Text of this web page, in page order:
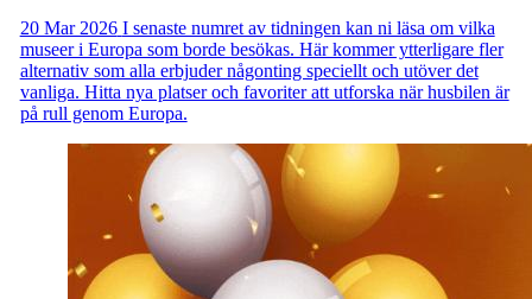
20 Mar 2026 I senaste numret av tidningen kan ni läsa om vilka
museer i Europa som borde besökas. Här kommer ytterligare fler
alternativ som alla erbjuder någonting speciellt och utöver det
vanliga. Hitta nya platser och favoriter att utforska när husbilen är
på rull genom Europa.